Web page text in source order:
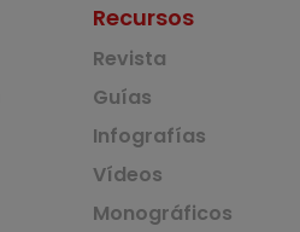
Recursos
Revista
Guías
Infografías
Vídeos
Monográficos